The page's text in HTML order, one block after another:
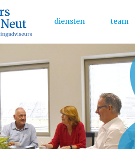
Main Menu
diensten team